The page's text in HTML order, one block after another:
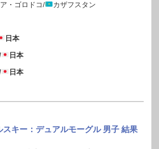
・ゴロドコ/ カザフスタン
日本
日本
日本
スキー：デュアルモーグル 男子 結果